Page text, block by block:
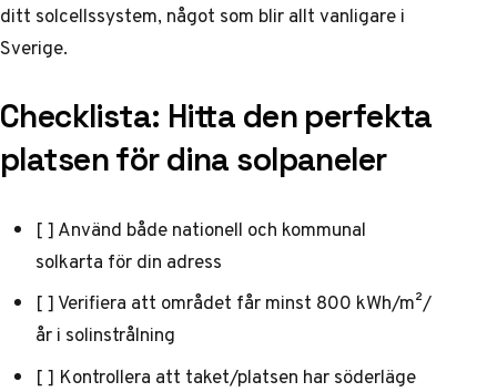
ditt solcellssystem, något som blir allt vanligare i
Sverige.
Checklista: Hitta den perfekta
platsen för dina solpaneler
[ ] Använd både nationell och kommunal
solkarta för din adress
[ ] Verifiera att området får minst 800 kWh/m²/
år i solinstrålning
[ ] Kontrollera att taket/platsen har söderläge